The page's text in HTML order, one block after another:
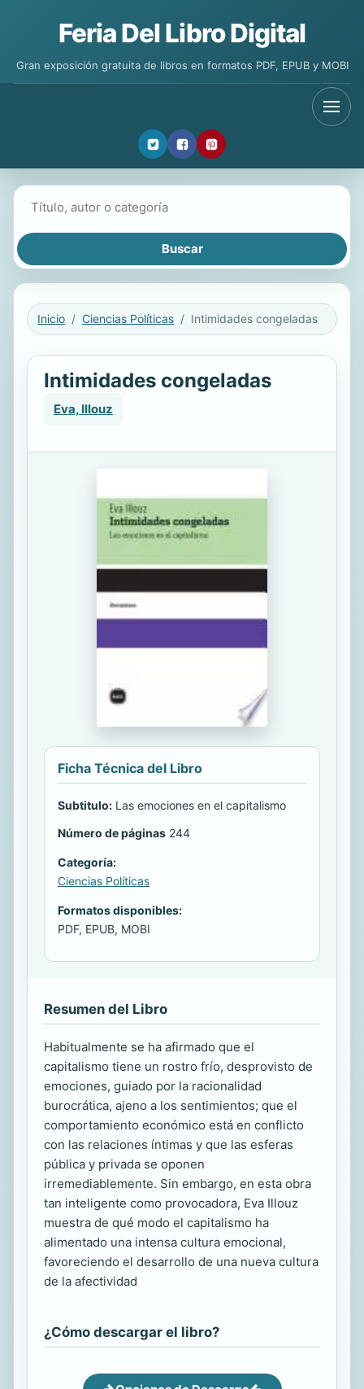
Feria Del Libro Digital
Gran exposición gratuita de libros en formatos PDF, EPUB y MOBI
Inicio Ciencias Políticas Intimidades congeladas
Intimidades congeladas
Eva, Illouz
Ficha Técnica del Libro
Subtitulo: Las emociones en el capitalismo
Número de páginas 244
Categoría:
Ciencias Políticas
Formatos disponibles:
PDF, EPUB, MOBI
Resumen del Libro
Habitualmente se ha afirmado que el
capitalismo tiene un rostro frío, desprovisto de
emociones, guiado por la racionalidad
burocrática, ajeno a los sentimientos; que el
comportamiento económico está en conflicto
con las relaciones íntimas y que las esferas
pública y privada se oponen
irremediablemente. Sin embargo, en esta obra
tan inteligente como provocadora, Eva Illouz
muestra de qué modo el capitalismo ha
alimentado una intensa cultura emocional,
favoreciendo el desarrollo de una nueva cultura
de la afectividad
¿Cómo descargar el libro?